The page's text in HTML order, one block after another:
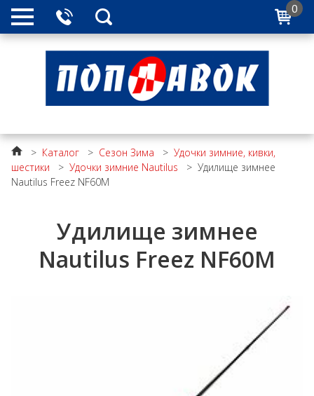
0
> Каталог > Сезон Зима > Удочки зимние, кивки,
шестики
> Удочки зимние Nautilus > Удилище зимнее
Nautilus Freez NF60M
Удилище зимнее
Nautilus Freez NF60M